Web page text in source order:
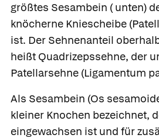
größtes Sesambein ( unten)
knöcherne Kniescheibe
ist. Der Sehnenanteil
heißt Quadrizepssehne, der
Patellarsehne (Ligamentum
Als Sesambein (Os
kleiner Knochen bezeichnet,
eingewachsen ist und für